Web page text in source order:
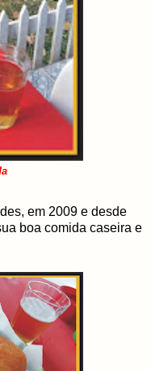
em 2009 e desde
boa comida caseira e